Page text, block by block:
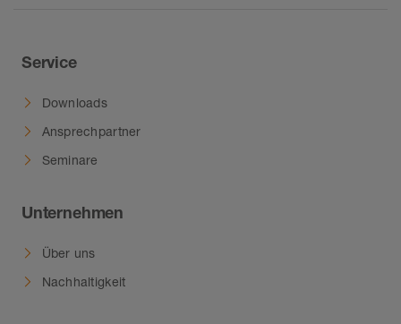
Service
Downloads
Ansprechpartner
Seminare
Unternehmen
Über uns
Nachhaltigkeit